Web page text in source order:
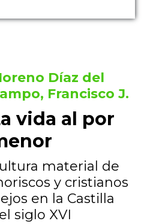
Díaz del
Francisco J.
vida al por
material de
y cristianos
en la Castilla
siglo XVI